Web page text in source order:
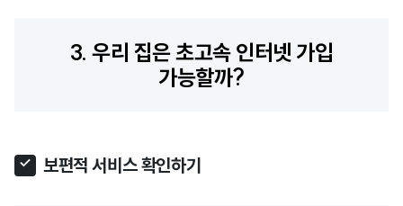
3. 우리 집은 초고속 인터넷 가입
가능할까?
보편적 서비스 확인하기